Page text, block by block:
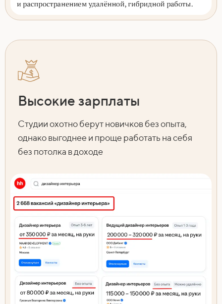
Высокие зарплаты
Студии охотно берут новичков без опыта,
однако выгоднее и проще работать на себя
без потолка в доходе